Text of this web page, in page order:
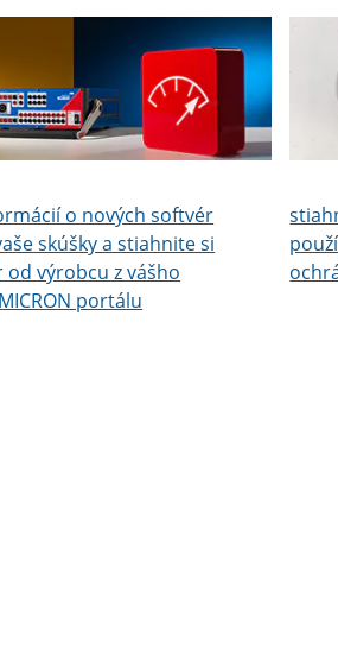
o nových softvér
skúšky a stiahnite si
výrobcu z vášho
portálu